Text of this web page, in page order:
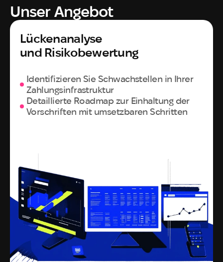
Unser Angebot
Lückenanalyse
und Risikobewertung
Identifizieren Sie Schwachstellen in Ihrer
Zahlungsinfrastruktur
Detaillierte Roadmap zur Einhaltung der
Vorschriften mit umsetzbaren Schritten